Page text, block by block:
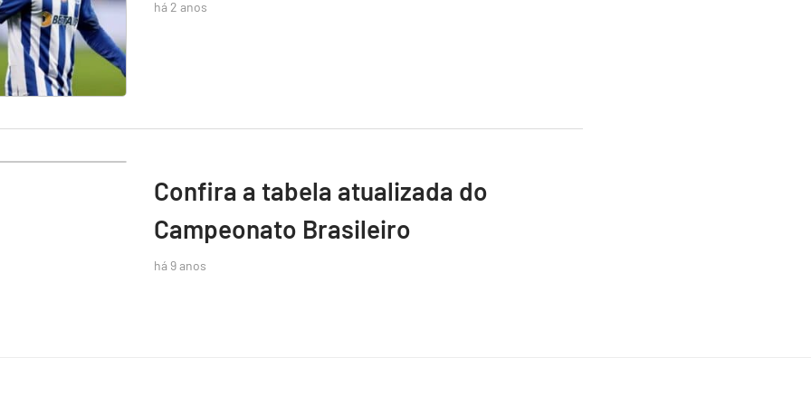
há 2 anos
Confira a tabela atualizada do
Campeonato Brasileiro
há 9 anos